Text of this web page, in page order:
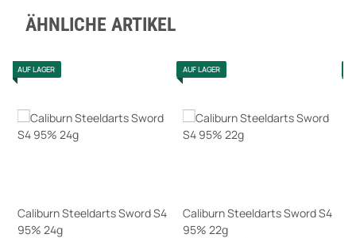
ÄHNLICHE ARTIKEL
AUF LAGER
Caliburn Steeldarts Sword S4
95% 24g
AUF LAGER
Caliburn Steeldarts Sword S4
95% 22g